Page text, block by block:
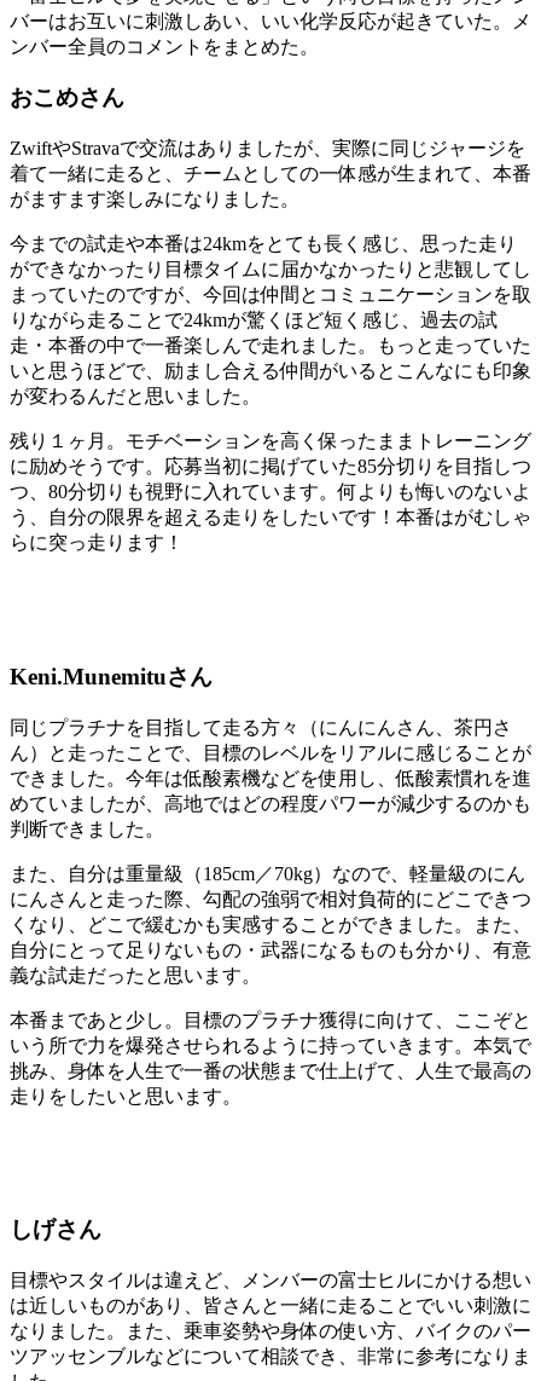
バーはお互いに刺激しあい、いい化学反応が起きていた。メ
ンバー全員のコメントをまとめた。
おこめさん
ZwiftやStravaで交流はありましたが、実際に同じジャージを
着て一緒に走ると、チームとしての一体感が生まれて、本番
がますます楽しみになりました。
今までの試走や本番は24kmをとても長く感じ、思った走り
ができなかったり目標タイムに届かなかったりと悲観してし
まっていたのですが、今回は仲間とコミュニケーションを取
りながら走ることで24kmが驚くほど短く感じ、過去の試
走・本番の中で一番楽しんで走れました。もっと走っていた
いと思うほどで、励まし合える仲間がいるとこんなにも印象
が変わるんだと思いました。
残り１ヶ月。モチベーションを高く保ったままトレーニング
に励めそうです。応募当初に掲げていた85分切りを目指しつ
つ、80分切りも視野に入れています。何よりも悔いのないよ
う、自分の限界を超える走りをしたいです！本番はがむしゃ
らに突っ走ります！
Keni.Munemituさん
同じプラチナを目指して走る方々（にんにんさん、茶円さ
ん）と走ったことで、目標のレベルをリアルに感じることが
できました。今年は低酸素機などを使用し、低酸素慣れを進
めていましたが、高地ではどの程度パワーが減少するのかも
判断できました。
また、自分は重量級（185cm／70kg）なので、軽量級のにん
にんさんと走った際、勾配の強弱で相対負荷的にどこできつ
くなり、どこで緩むかも実感することができました。また、
自分にとって足りないもの・武器になるものも分かり、有意
義な試走だったと思います。
本番まであと少し。目標のプラチナ獲得に向けて、ここぞと
いう所で力を爆発させられるように持っていきます。本気で
挑み、身体を人生で一番の状態まで仕上げて、人生で最高の
走りをしたいと思います。
しげさん
目標やスタイルは違えど、メンバーの富士ヒルにかける想い
は近しいものがあり、皆さんと一緒に走ることでいい刺激に
なりました。また、乗車姿勢や身体の使い方、バイクのパー
ツアッセンブルなどについて相談でき、非常に参考になりま